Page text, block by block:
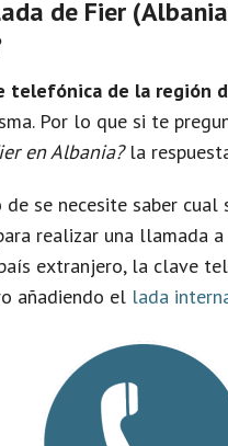
de Fier
telefónica de la región
Por lo que si te
en Albania?la
de se necesite saber
realizar una llamada
extranjero, la clave
añadiendo el lada